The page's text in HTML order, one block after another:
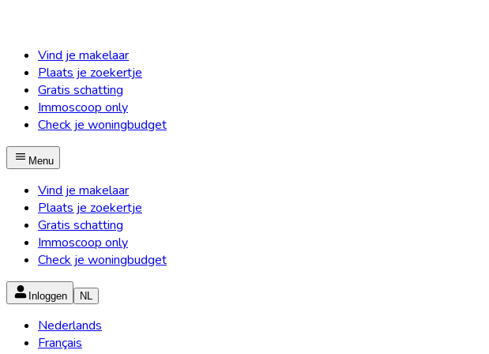
Vind je makelaar
Plaats je zoekertje
Gratis schatting
Immoscoop only
Check je woningbudget
Menu
Vind je makelaar
Plaats je zoekertje
Gratis schatting
Immoscoop only
Check je woningbudget
Inloggen NL
Nederlands
Français